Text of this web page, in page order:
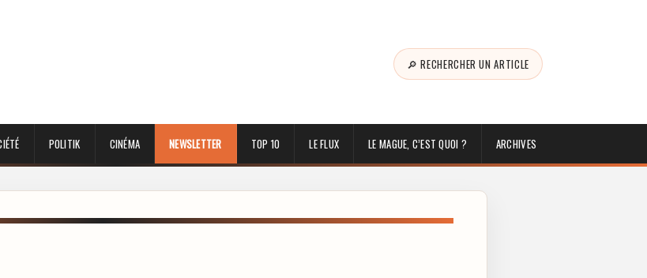
🔎 RECHERCHER UN ARTICLE
POLITIK CINÉMA NEWSLETTER TOP 10 LE FLUX LE MAGUE, C’EST QUOI ? ARCHIVES